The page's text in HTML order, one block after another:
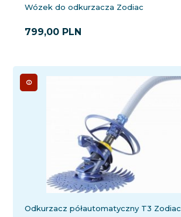
Wózek do odkurzacza Zodiac
799,00 PLN
Odkurzacz półautomatyczny T3 Zodiac